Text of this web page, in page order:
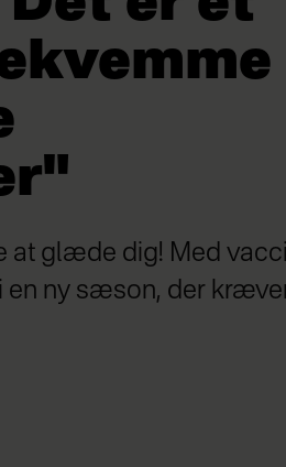
at glæde dig! Med
en ny sæson, der